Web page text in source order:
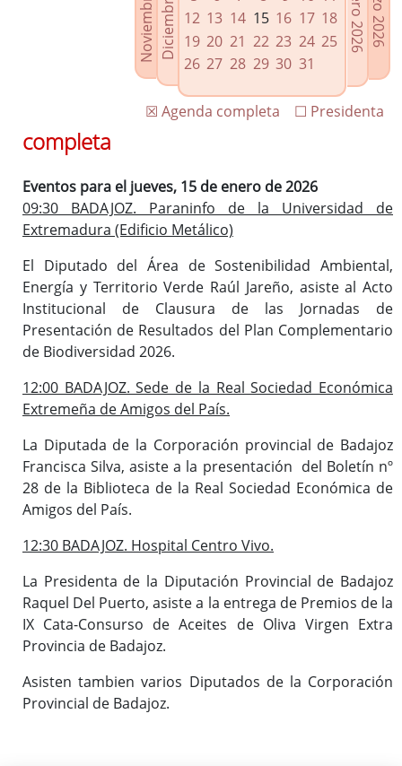
Agenda de Presidencia
Plenos provinciales y Juntas de gobierno
Oficina de Proyectos Europeos
12 13 14 15 16 17 18
19 20 21 22 23 24 25
26 27 28 29 30 31
☐ Presidenta
☒ Agenda completa
completa
Eventos para el jueves, 15 de enero de 2026
09:30 BADAJOZ. Paraninfo de la Universidad de
Extremadura (Edificio Metálico)
El Diputado del Área de Sostenibilidad Ambiental,
Energía y Territorio Verde Raúl Jareño, asiste al Acto
Institucional de Clausura de las Jornadas de
Presentación de Resultados del Plan Complementario
de Biodiversidad 2026.
12:00 BADAJOZ. Sede de la Real Sociedad Económica
Extremeña de Amigos del País.
La Diputada de la Corporación provincial de Badajoz
Francisca Silva, asiste a la presentación del Boletín nº
28 de la Biblioteca de la Real Sociedad Económica de
Amigos del País.
12:30 BADAJOZ. Hospital Centro Vivo.
La Presidenta de la Diputación Provincial de Badajoz
Raquel Del Puerto, asiste a la entrega de Premios de la
IX Cata-Consurso de Aceites de Oliva Virgen Extra
Provincia de Badajoz.
Asisten tambien varios Diputados de la Corporación
Provincial de Badajoz.